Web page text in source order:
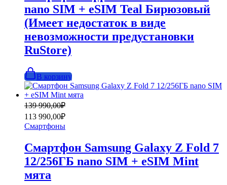
nano SIM + eSIM Teal Бирюзовый
(Имеет недостаток в виде
невозможности предустановки
RuStore)
В корзину
139 990,00₽
Первоначальная
цена
составляла
139
113 990,00₽
Текущая
цена:
113
990,00₽.
Смартфоны
Смартфон Samsung Galaxy Z Fold 7
12/256ГБ nano SIM + eSIM Mint
мята